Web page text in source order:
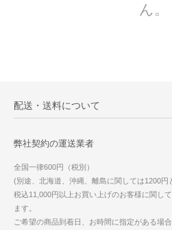
ん。
配送・送料について
弊社契約の運送業者
全国一律600円（税別）
(別途、北海道、沖縄、離島に関しては1200円
税込11,000円以上お買い上げのお客様に関し
ます。
ご希望の商品到着日、お時間に指定がある場